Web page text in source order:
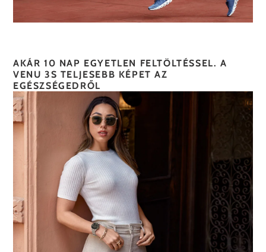
AKÁR 10 NAP EGYETLEN FELTÖLTÉSSEL. A
VENU 3S TELJESEBB KÉPET AZ
EGÉSZSÉGEDRŐL